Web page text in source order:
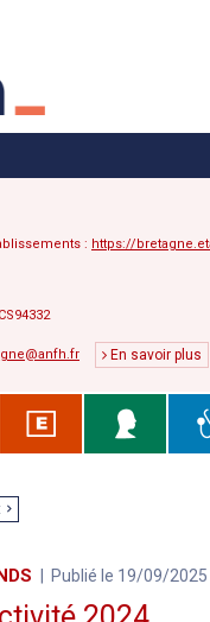
: https://
En savoir plus
Publié le 19/09/2025